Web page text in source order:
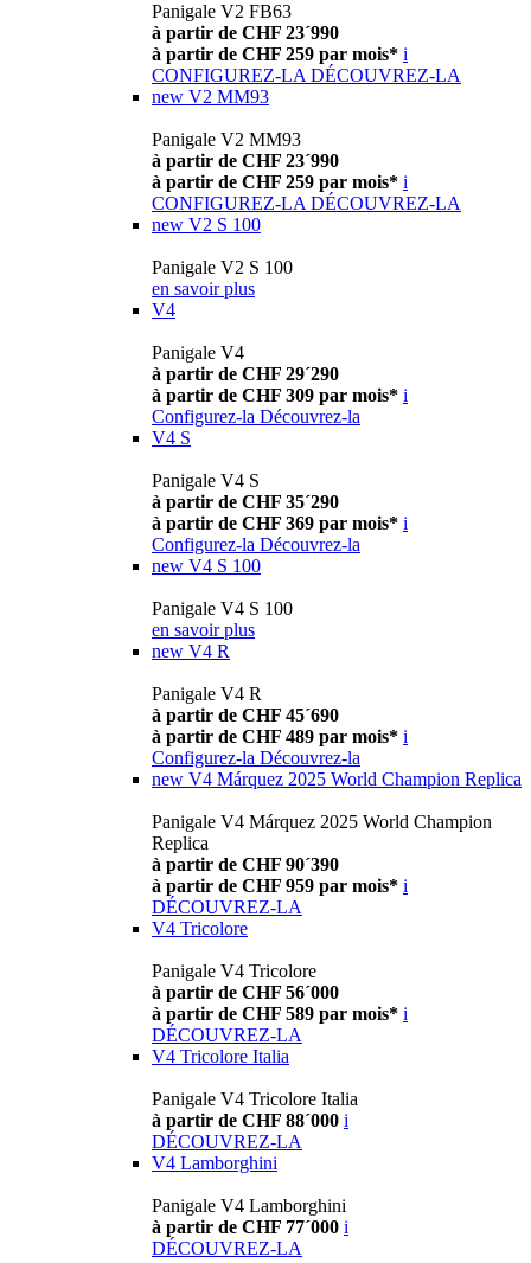
Panigale V2 FB63
à partir de CHF 23´990
à partir de CHF 259 par mois* i
CONFIGUREZ-LA DÉCOUVREZ-LA
new V2 MM93
Panigale V2 MM93
à partir de CHF 23´990
à partir de CHF 259 par mois* i
CONFIGUREZ-LA DÉCOUVREZ-LA
new V2 S 100
Panigale V2 S 100
en savoir plus
V4
Panigale V4
à partir de CHF 29´290
à partir de CHF 309 par mois* i
Configurez-la Découvrez-la
V4 S
Panigale V4 S
à partir de CHF 35´290
à partir de CHF 369 par mois* i
Configurez-la Découvrez-la
new V4 S 100
Panigale V4 S 100
en savoir plus
new V4 R
Panigale V4 R
à partir de CHF 45´690
à partir de CHF 489 par mois* i
Configurez-la Découvrez-la
new V4 Márquez 2025 World Champion Replica
Panigale V4 Márquez 2025 World Champion
Replica
à partir de CHF 90´390
à partir de CHF 959 par mois* i
DÉCOUVREZ-LA
V4 Tricolore
Panigale V4 Tricolore
à partir de CHF 56´000
à partir de CHF 589 par mois* i
DÉCOUVREZ-LA
V4 Tricolore Italia
Panigale V4 Tricolore Italia
à partir de CHF 88´000 i
DÉCOUVREZ-LA
V4 Lamborghini
Panigale V4 Lamborghini
à partir de CHF 77´000 i
DÉCOUVREZ-LA